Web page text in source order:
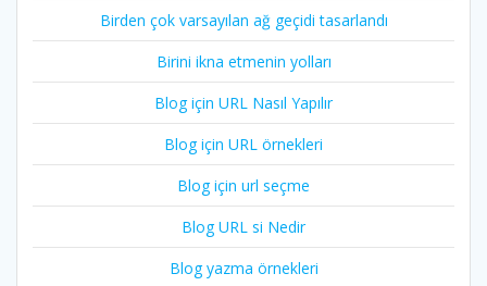
Birden çok varsayılan ağ geçidi tasarlandı
Birini ikna etmenin yolları
Blog için URL Nasıl Yapılır
Blog için URL örnekleri
Blog için url seçme
Blog URL si Nedir
Blog yazma örnekleri